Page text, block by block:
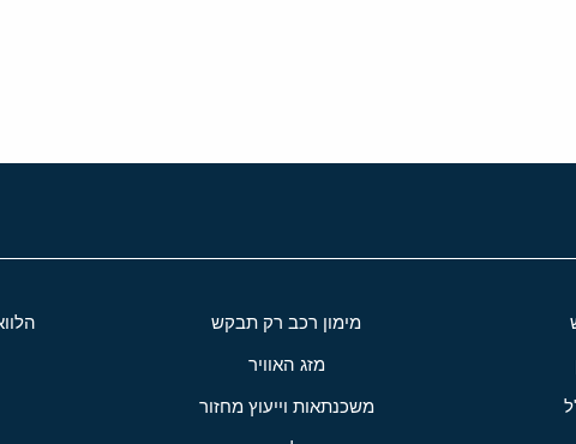
מימון רכב רק תבקש
מזג האוויר
משכנתאות וייעוץ מחזור